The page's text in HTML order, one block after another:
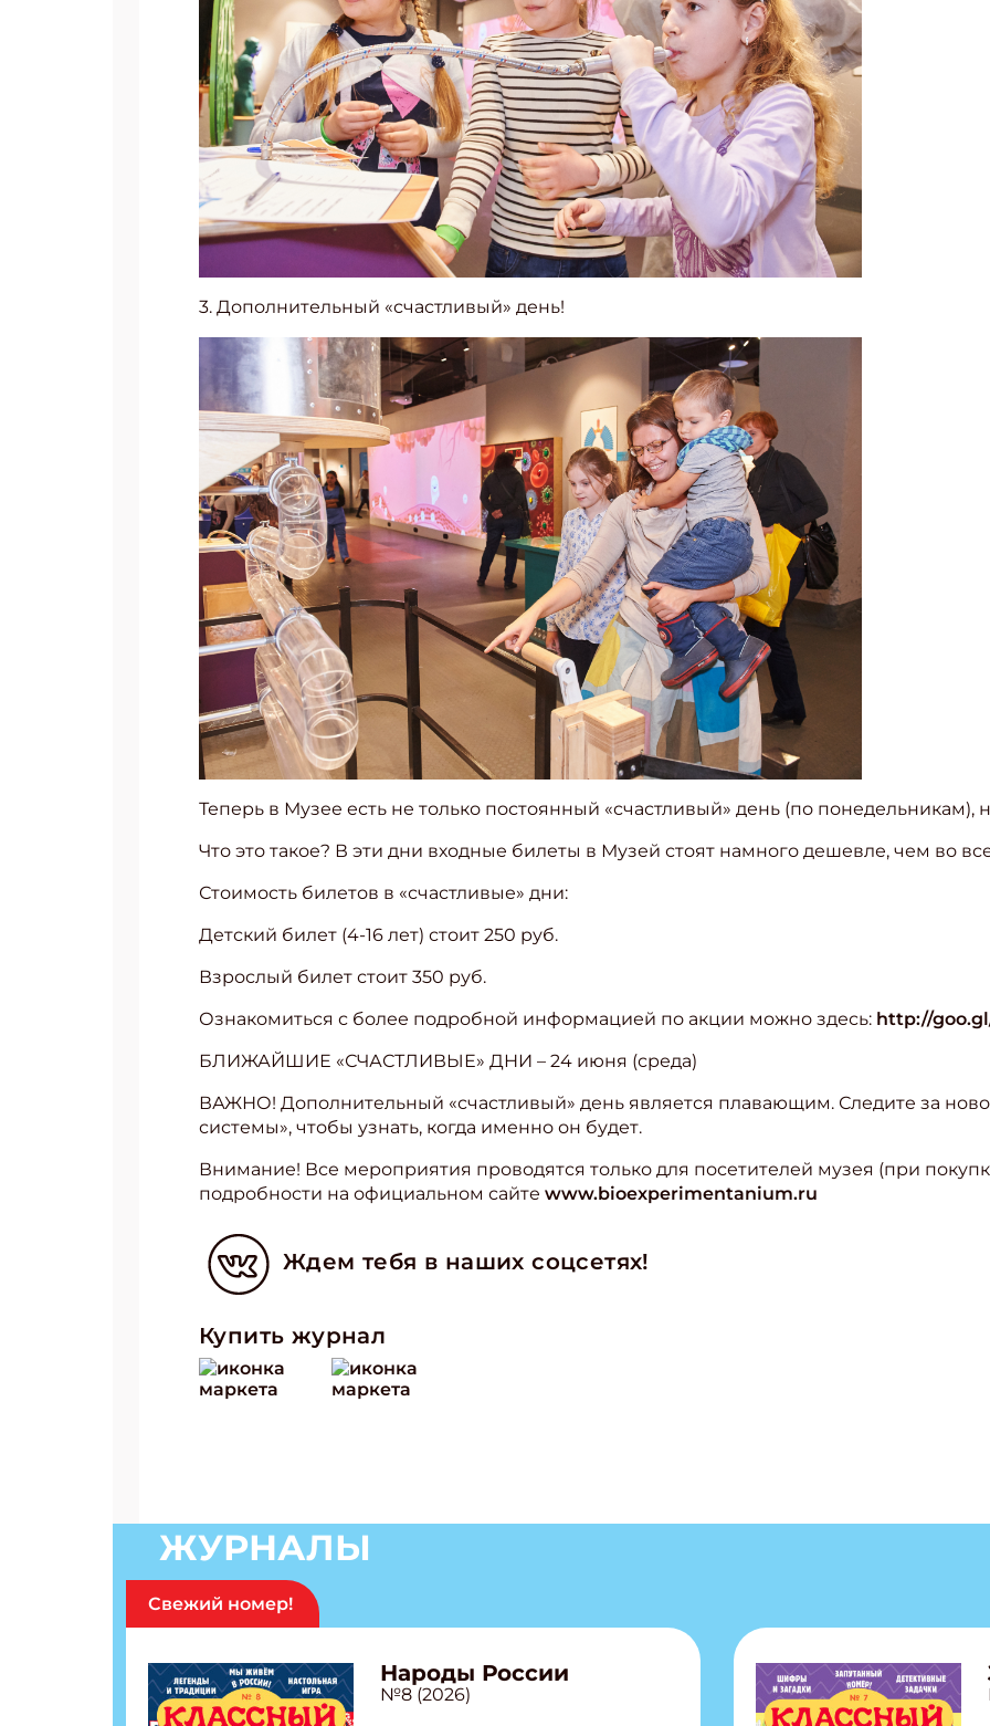
3. Дополнительный «счастливый» день!
Теперь в Музее есть не только постоянный «счастливый» день (по понедельникам),
Что это такое? В эти дни входные билеты в Музей стоят намного дешевле, чем во
Стоимость билетов в «счастливые» дни:
Детский билет (4-16 лет) стоит 250 руб.
Взрослый билет стоит 350 руб.
Ознакомиться с более подробной информацией по акции можно здесь: http://
БЛИЖАЙШИЕ «СЧАСТЛИВЫЕ» ДНИ – 24 июня (среда)
ВАЖНО! Дополнительный «счастливый» день является плавающим. Следите за
системы», чтобы узнать, когда именно он будет.
Внимание! Все мероприятия проводятся только для посетителей музея (при
подробности на официальном сайте www.bioexperimentanium.ru
Ждем тебя в наших соцсетях!
Купить журнал
ЖУРНАЛЫ
Свежий номер!
Народы России
№8 (2026)
Подпишись на рассылку
Получи электронный "Классный журнал" в подарок!
Укажите имя
Укажите Ваш Email
ЗАКРЫТЬ